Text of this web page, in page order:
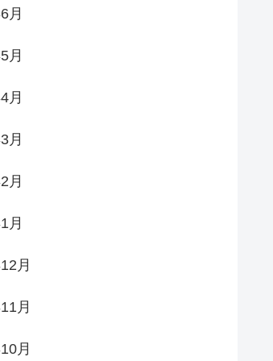
月
月
月
月
月
月
月
月
月